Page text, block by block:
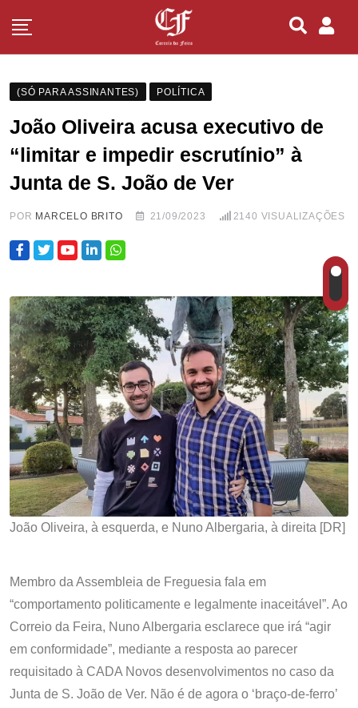
(SÓ PARA ASSINANTES) POLÍTICA
João Oliveira acusa executivo de
“limitar e impedir escrutínio” à
Junta de S. João de Ver
POR MARCELO BRITO 21/09/2023 2140 VISUALIZAÇÕES
João Oliveira, à esquerda, e Nuno Albergaria, à direita [DR]
Membro da Assembleia de Freguesia fala em
“comportamento politicamente e legalmente inaceitável”. Ao
Correio da Feira, Nuno Albergaria esclarece que irá “agir
em conformidade”, mediante a resposta ao parecer
requisitado à CADA Novos desenvolvimentos no caso da
Junta de S. João de Ver. Não é de agora o ‘braço-de-ferro’